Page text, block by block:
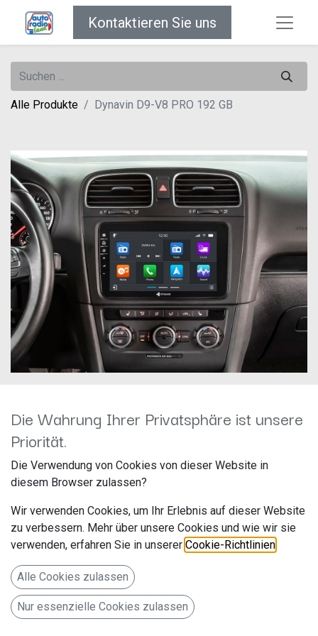
Kontaktieren Sie uns
Alle Produkte Dynavin D9-V8 PRO 192 GB
Dynavin D9-V8 PRO 192 GB
Hersteller: Dynavin
Artikelnummer: D9-V8 PR 192GB
8-Zoll Android Navigationssystem D9-V8 Premium für VW |
Skoda | Seat
698,99€ Alle Preise inkl. MwSt.
Die Wahrung Ihrer Privatsphäre ist unsere
Priorität.
Die Verwendung von Cookies von dieser Website in
diesem Browser zulassen?
Wir verwenden Cookies, um Ihr Erlebnis auf dieser Website
zu verbessern. Mehr über unsere Cookies und wie wir sie
verwenden, erfahren Sie in unserer Cookie-Richtlinien
Alle Cookies zulassen
Nur essenzielle Cookies zulassen